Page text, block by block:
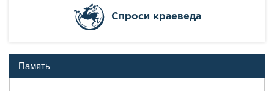
Cпроси краеведа
Память